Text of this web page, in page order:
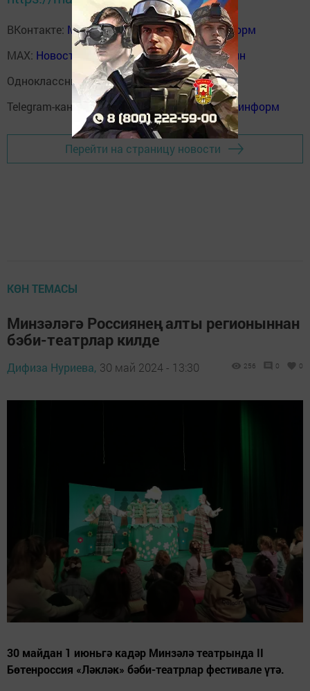
ВКонтакте: Мензелинск news - Мензеля-информ
MAX: Новости Мензелинска - Мензеля онлайн
Одноклассники:ok.ru/menzelinsk
Telegram-канал:
Мензелинск news - Мензеля-информ
Перейти на страницу новости
КӨН ТЕМАСЫ
Минзәләгә Россиянең алты регионыннан
бэби-театрлар килде
Дифиза Нуриева, 30 май 2024 - 13:30 256 0 0
30 майдан 1 июньгә кадәр Минзәлә театрында II
Бөтенроссия «Ләкләк» бәби-театрлар фестивале үтә.